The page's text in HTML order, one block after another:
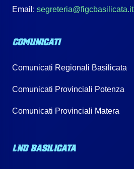
Email: segreteria@figcbasilicata.it
COMUNICATI
Comunicati Regionali Basilicata
Comunicati Provinciali Potenza
Comunicati Provinciali Matera
LND BASILICATA